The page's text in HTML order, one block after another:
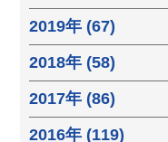
2019年 (67)
2018年 (58)
2017年 (86)
2016年 (119)